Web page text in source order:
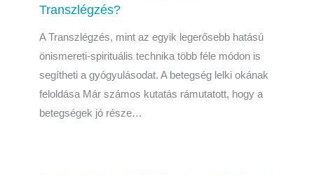
Transzlégzés?
A Transzlégzés, mint az egyik legerősebb hatású
önismereti-spirituális technika több féle módon is
segítheti a gyógyulásodat. A betegség lelki okának
feloldása Már számos kutatás rámutatott, hogy a
betegségek jó része…